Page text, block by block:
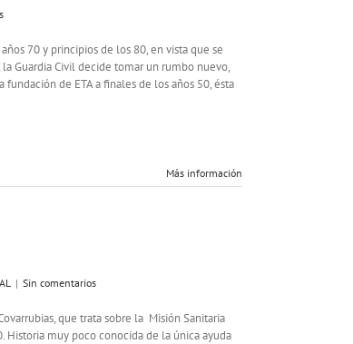
70 y principios de los 80, en vista que se
la Guardia Civil decide tomar un rumbo nuevo,
de ETA a finales de los años 50, ésta
Más información
| Sin comentarios
que trata sobre la Misión Sanitaria
Historia muy poco conocida de la única ayuda